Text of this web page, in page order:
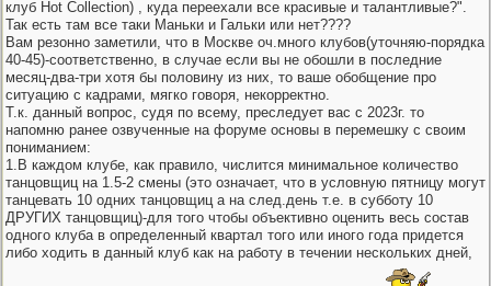
клуб Hot Collection) , куда переехали все красивые и талантливые?".
Так есть там все таки Маньки и Гальки или нет????
Вам резонно заметили, что в Москве оч.много клубов(уточняю-порядка
40-45)-соответственно, в случае если вы не обошли в последние
месяц-два-три хотя бы половину из них, то ваше обобщение про
ситуацию с кадрами, мягко говоря, некорректно.
Т.к. данный вопрос, судя по всему, преследует вас с 2023г. то
напомню ранее озвученные на форуме основы в перемешку с своим
пониманием:
1.В каждом клубе, как правило, числится минимальное количество
танцовщиц на 1.5-2 смены (это означает, что в условную пятницу могут
танцевать 10 одних танцовщиц а на след.день т.е. в субботу 10
ДРУГИХ танцовщиц)-для того чтобы объективно оценить весь состав
одного клуба в определенный квартал того или иного года придется
либо ходить в данный клуб как на работу в течении нескольких дней,